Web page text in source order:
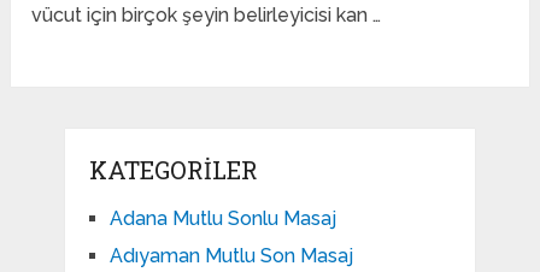
vücut için birçok şeyin belirleyicisi kan …
KATEGORILER
Adana Mutlu Sonlu Masaj
Adıyaman Mutlu Son Masaj